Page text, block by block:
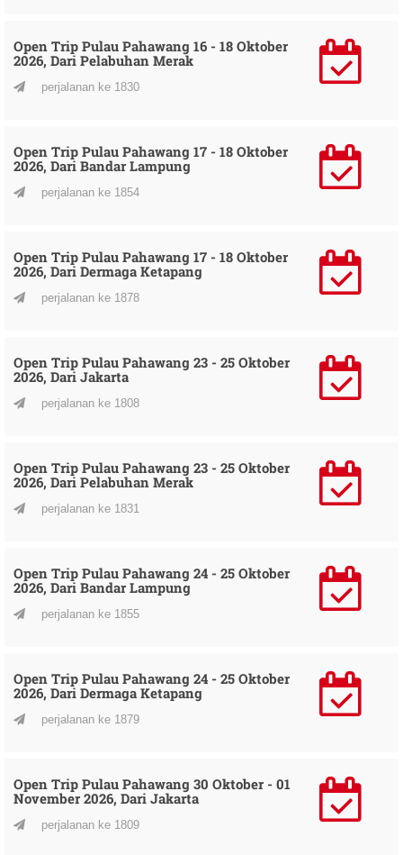
Open Trip Pulau Pahawang 16 - 18 Oktober
2026, Dari Pelabuhan Merak
perjalanan ke 1830
Open Trip Pulau Pahawang 17 - 18 Oktober
2026, Dari Bandar Lampung
perjalanan ke 1854
Open Trip Pulau Pahawang 17 - 18 Oktober
2026, Dari Dermaga Ketapang
perjalanan ke 1878
Open Trip Pulau Pahawang 23 - 25 Oktober
2026, Dari Jakarta
perjalanan ke 1808
Open Trip Pulau Pahawang 23 - 25 Oktober
2026, Dari Pelabuhan Merak
perjalanan ke 1831
Open Trip Pulau Pahawang 24 - 25 Oktober
2026, Dari Bandar Lampung
perjalanan ke 1855
Open Trip Pulau Pahawang 24 - 25 Oktober
2026, Dari Dermaga Ketapang
perjalanan ke 1879
Open Trip Pulau Pahawang 30 Oktober - 01
November 2026, Dari Jakarta
perjalanan ke 1809